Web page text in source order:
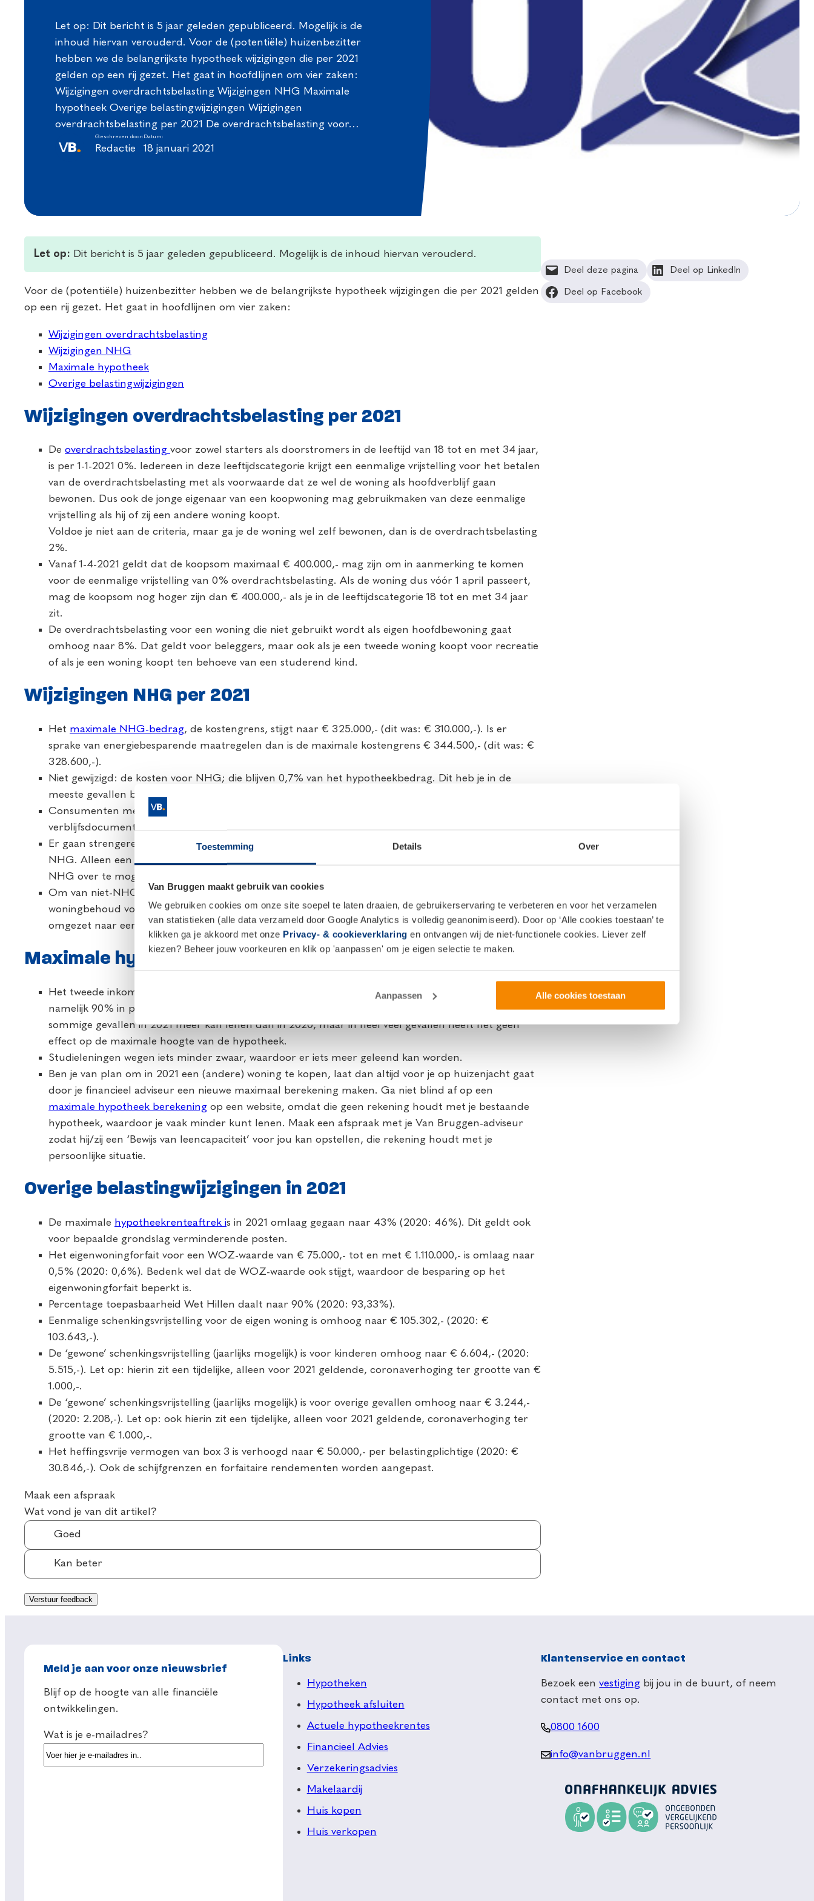
Toestemming Details Over
Van Bruggen maakt gebruik van cookies
We gebruiken cookies om onze site soepel te laten draaien, de gebruikerservaring te verbeteren en voor het verzamelen
van statistieken (alle data verzameld door Google Analytics is volledig geanonimiseerd). Door op ‘Alle cookies toestaan’ te
klikken ga je akkoord met onze Privacy- & cookieverklaring en ontvangen wij de niet-functionele cookies. Liever zelf
kiezen? Beheer jouw voorkeuren en klik op 'aanpassen' om je eigen selectie te maken.
Aanpassen Alle cookies toestaan
Let op: Dit bericht is 5 jaar geleden gepubliceerd. Mogelijk is de
inhoud hiervan verouderd. Voor de (potentiële) huizenbezitter
hebben we de belangrijkste hypotheek wijzigingen die per 2021
gelden op een rij gezet. Het gaat in hoofdlijnen om vier zaken:
Wijzigingen overdrachtsbelasting Wijzigingen NHG Maximale
hypotheek Overige belastingwijzigingen Wijzigingen
overdrachtsbelasting per 2021 De overdrachtsbelasting voor…
Geschreven door:
Redactie
Datum:
18 januari 2021
Let op: Dit bericht is 5 jaar geleden gepubliceerd. Mogelijk is de inhoud hiervan verouderd.
Voor de (potentiële) huizenbezitter hebben we de belangrijkste hypotheek wijzigingen die per 2021 gelden
op een rij gezet. Het gaat in hoofdlijnen om vier zaken:
Wijzigingen overdrachtsbelasting
Wijzigingen NHG
Maximale hypotheek
Overige belastingwijzigingen
Wijzigingen overdrachtsbelasting per 2021
De overdrachtsbelasting voor zowel starters als doorstromers in de leeftijd van 18 tot en met 34 jaar,
is per 1-1-2021 0%. Iedereen in deze leeftijdscategorie krijgt een eenmalige vrijstelling voor het betalen
van de overdrachtsbelasting met als voorwaarde dat ze wel de woning als hoofdverblijf gaan
bewonen. Dus ook de jonge eigenaar van een koopwoning mag gebruikmaken van deze eenmalige
vrijstelling als hij of zij een andere woning koopt.
Voldoe je niet aan de criteria, maar ga je de woning wel zelf bewonen, dan is de overdrachtsbelasting
2%.
Vanaf 1-4-2021 geldt dat de koopsom maximaal € 400.000,- mag zijn om in aanmerking te komen
voor de eenmalige vrijstelling van 0% overdrachtsbelasting. Als de woning dus vóór 1 april passeert,
mag de koopsom nog hoger zijn dan € 400.000,- als je in de leeftijdscategorie 18 tot en met 34 jaar
zit.
De overdrachtsbelasting voor een woning die niet gebruikt wordt als eigen hoofdbewoning gaat
omhoog naar 8%. Dat geldt voor beleggers, maar ook als je een tweede woning koopt voor recreatie
of als je een woning koopt ten behoeve van een studerend kind.
Wijzigingen NHG per 2021
Het maximale NHG-bedrag, de kostengrens, stijgt naar € 325.000,- (dit was: € 310.000,-). Is er
sprake van energiebesparende maatregelen dan is de maximale kostengrens € 344.500,- (dit was: €
328.600,-).
Niet gewijzigd: de kosten voor NHG; die blijven 0,7% van het hypotheekbedrag. Dit heb je in de
meeste gevallen binnen twee jaar terugverdiend.
Consumenten met de Britse nationaliteit moeten als gevolg van de Brexit in 2021 over een
verblijfsdocument in Nederland beschikken. Een Brits paspoort is niet meer voldoende.
Er gaan strengere regels gelden om te kunnen oversluiten van niet-NHG naar een hypotheek met
NHG. Alleen een lagere rente en maandlasten behalen is vanaf 2021 onvoldoende grond om niet-
NHG over te mogen sluiten naar een hypotheek met NHG.
Om van niet-NHG over te kunnen sluiten naar NHG, moet het oversluiten nodig zijn om
woningbehoud voor de klant mogelijk te maken of dient de aflossingsvrije hypotheek deels te worden
omgezet naar een hypotheek met aflosvorm.
Maximale hypotheek in 2021
Het tweede inkomen telt in 2021 meer mee bij het bepalen van de hoogte van de woonquote,
namelijk 90% in plaats van 80%. Dat kan betekenen dat een huishouden met twee inkomens in
sommige gevallen in 2021 meer kan lenen dan in 2020, maar in heel veel gevallen heeft het geen
effect op de maximale hoogte van de hypotheek.
Studieleningen wegen iets minder zwaar, waardoor er iets meer geleend kan worden.
Ben je van plan om in 2021 een (andere) woning te kopen, laat dan altijd voor je op huizenjacht gaat
door je financieel adviseur een nieuwe maximaal berekening maken. Ga niet blind af op een
maximale hypotheek berekening op een website, omdat die geen rekening houdt met je bestaande
hypotheek, waardoor je vaak minder kunt lenen. Maak een afspraak met je Van Bruggen-adviseur
zodat hij/zij een ‘Bewijs van leencapaciteit’ voor jou kan opstellen, die rekening houdt met je
persoonlijke situatie.
Overige belastingwijzigingen in 2021
De maximale hypotheekrenteaftrek is in 2021 omlaag gegaan naar 43% (2020: 46%). Dit geldt ook
voor bepaalde grondslag verminderende posten.
Het eigenwoningforfait voor een WOZ-waarde van € 75.000,- tot en met € 1.110.000,- is omlaag naar
0,5% (2020: 0,6%). Bedenk wel dat de WOZ-waarde ook stijgt, waardoor de besparing op het
eigenwoningforfait beperkt is.
Percentage toepasbaarheid Wet Hillen daalt naar 90% (2020: 93,33%).
Eenmalige schenkingsvrijstelling voor de eigen woning is omhoog naar € 105.302,- (2020: €
103.643,-).
De ‘gewone’ schenkingsvrijstelling (jaarlijks mogelijk) is voor kinderen omhoog naar € 6.604,- (2020:
5.515,-). Let op: hierin zit een tijdelijke, alleen voor 2021 geldende, coronaverhoging ter grootte van €
1.000,-.
De ‘gewone’ schenkingsvrijstelling (jaarlijks mogelijk) is voor overige gevallen omhoog naar € 3.244,-
(2020: 2.208,-). Let op: ook hierin zit een tijdelijke, alleen voor 2021 geldende, coronaverhoging ter
grootte van € 1.000,-.
Het heffingsvrije vermogen van box 3 is verhoogd naar € 50.000,- per belastingplichtige (2020: €
30.846,-). Ook de schijfgrenzen en forfaitaire rendementen worden aangepast.
Maak een afspraak
Wat vond je van dit artikel?
Goed
Kan beter
Deel deze pagina Deel op LinkedIn
Deel op Facebook
Meld je aan voor onze nieuwsbrief
Blijf op de hoogte van alle financiële
ontwikkelingen.
Wat is je e-mailadres?
Links
Hypotheken
Hypotheek afsluiten
Actuele hypotheekrentes
Financieel Advies
Verzekeringsadvies
Makelaardij
Huis kopen
Huis verkopen
Klantenservice en contact
Bezoek eenvestiging bij jou in de buurt, of neem
contact met ons op.
0800 1600
info@vanbruggen.nl